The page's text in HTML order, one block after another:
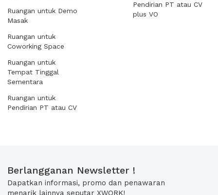
Ruangan untuk Demo
Masak
Ruangan untuk
Coworking Space
Ruangan untuk
Tempat Tinggal
Sementara
Ruangan untuk
Pendirian PT atau CV
Pendirian PT atau CV
plus VO
Berlangganan Newsletter !
Dapatkan informasi, promo dan penawaran
menarik lainnya seputar XWORK!